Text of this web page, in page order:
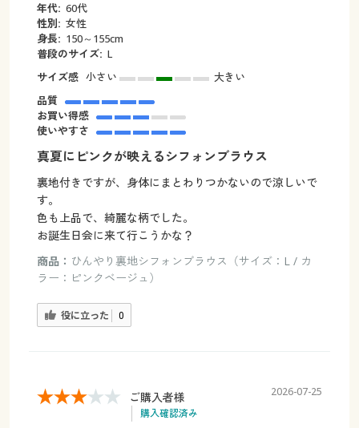
年代: 60代
性別: 女性
身長: 150～155cm
普段のサイズ: L
サイズ感 小さい
大きい
品質
お買い得感
使いやすさ
真夏にピンクが映えるシフォンブラウス
裏地付きですが、身体にまとわりつかないので涼しいで
す。
色も上品で、綺麗な柄でした。
お誕生日会に来て行こうかな？
商品： ひんやり裏地シフォンブラウス（サイズ：L / カ
ラー：ピンクベージュ）
役に立った 0
ご購入者様
購入確認済み
2026-07-25